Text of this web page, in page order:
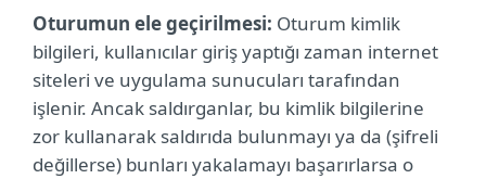
Oturumun ele geçirilmesi: Oturum kimlik
bilgileri, kullanıcılar giriş yaptığı zaman internet
siteleri ve uygulama sunucuları tarafından
işlenir. Ancak saldırganlar, bu kimlik bilgilerine
zor kullanarak saldırıda bulunmayı ya da (şifreli
değillerse) bunları yakalamayı başarırlarsa o